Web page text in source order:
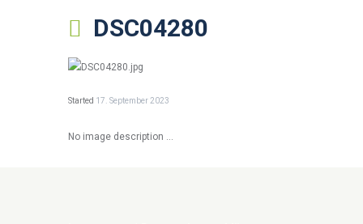
DSC04280
Started 17. September 2023
No image description ...